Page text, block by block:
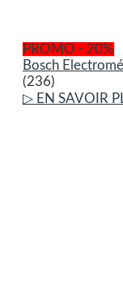
PROMO - 20%
Bosch
(236)
▷ EN SAVOIR